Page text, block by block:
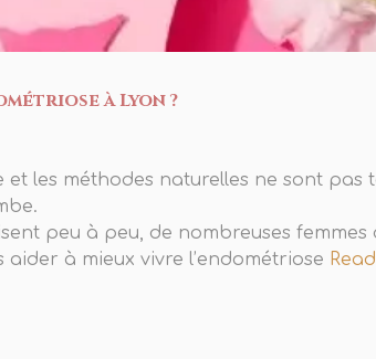
à Lyon ?
les méthodes naturelles ne sont pas
peu à peu, de nombreuses
à mieux vivre l’endométriose